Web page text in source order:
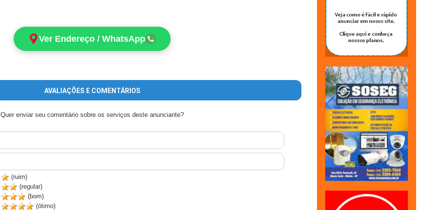
Ver Endereço / WhatsApp
AVALIAÇÕES E COMENTÁRIOS
Quer enviar seu comentário sobre os serviços deste anunciante?
(ruim)
(regular)
(bom)
(ótimo)